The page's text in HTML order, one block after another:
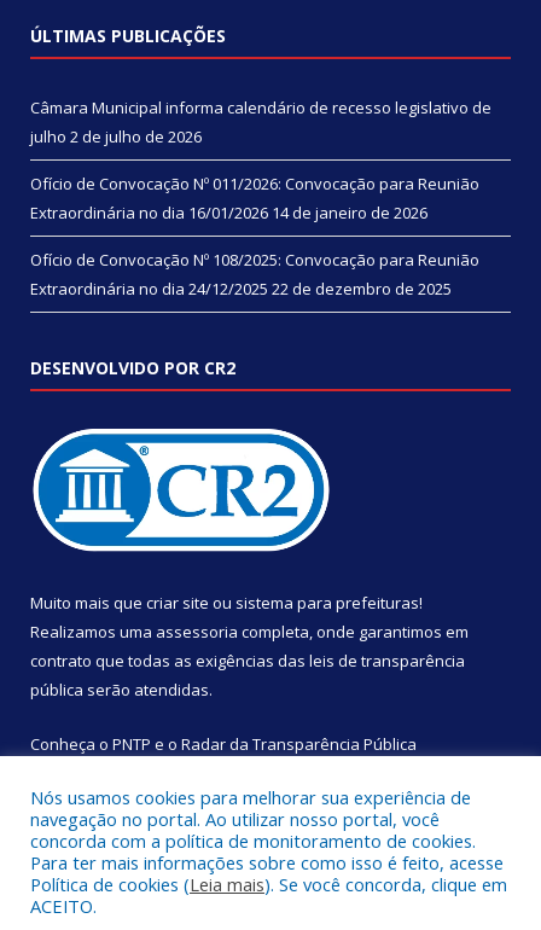
ÚLTIMAS PUBLICAÇÕES
Câmara Municipal informa calendário de recesso legislativo de
julho 2 de julho de 2026
Ofício de Convocação Nº 011/2026: Convocação para Reunião
Extraordinária no dia 16/01/2026 14 de janeiro de 2026
Ofício de Convocação Nº 108/2025: Convocação para Reunião
Extraordinária no dia 24/12/2025 22 de dezembro de 2025
DESENVOLVIDO POR CR2
Muito mais que criar site ou sistema para prefeituras!
Realizamos uma assessoria completa, onde garantimos em
contrato que todas as exigências das leis de transparência
pública serão atendidas.
Conheça o PNTP e o Radar da Transparência Pública
Todos os direitos reservados a Câmara Municipal de São
Sebastião da Boa Vista.
Nós usamos cookies para melhorar sua experiência de
navegação no portal. Ao utilizar nosso portal, você
concorda com a política de monitoramento de cookies.
Para ter mais informações sobre como isso é feito, acesse
Política de cookies (Leia mais). Se você concorda, clique em
ACEITO.